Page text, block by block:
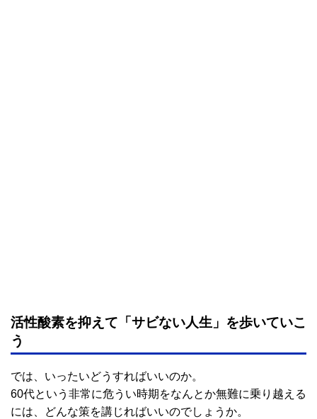
活性酸素を抑えて「サビない人生」を歩いていこ
う
では、いったいどうすればいいのか。
60代という非常に危うい時期をなんとか無難に乗り越える
には、どんな策を講じればいいのでしょうか。